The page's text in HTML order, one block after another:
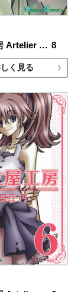
Artelier … 8
く見る